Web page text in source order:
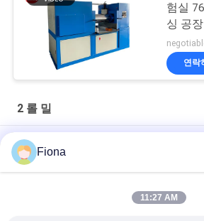
험실
싱 공장
연락
2 롤 밀
인간화 된 PLC 제어 14 인치 랩 2 롤 밀
실험실 사용을 가진 플라스틱과 고무를 위
Fiona
11:27 AM